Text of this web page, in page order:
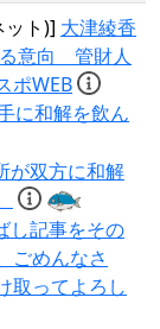
ト)] 大津綾香
意向 管財人
ポWEB
に和解を飲ん
が双方に和解
し記事をその
ごめんなさ
取ってよろし